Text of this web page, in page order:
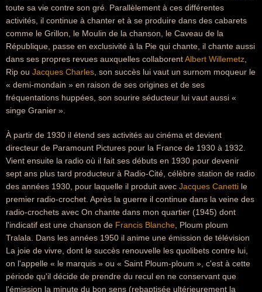
toute sa vie contre son gré. Parallèlement à ces différentes
activités, il continue à chanter et à se produire dans des cabarets
comme le Grillon, le Moulin de la chanson, le Caveau de la
République, passe en exclusivité à la Pie qui chante, il chante aussi
dans ses propres revues auxquelles collaborentAlbert Willemetz
Rip ou Jacques Charles , son succès lui vaut un surnom moqueur le
« demi-mondain » en raison de ses origines et de ses
fréquentations huppées, son sourire séducteur lui vaut aussi «
singe Granier ».
À partir de 1930 il étend ses activités au cinéma et devient
directeur de Paramount Pictures pour la France de 1930 à 1932.
Vient ensuite la radio où il fait ses débuts en 1930 pour devenir
sept ans plus tard producteur à Radio-Cité, célèbre station de radio
des années 1930, pour laquelle il produit avec Jacques Canetti le
premier radio-crochet. Après la guerre il continue dans la veine des
radio-crochets avec On chante dans mon quartier (1945) dont
l'indicatif est une chanson de Francis Blanche , Ploum ploum
Tralala. Dans les années 1950 il anime une émission de télévision
La joie de vivre, dont le succès renouvelle les quolibets contre lui,
on l'appelle « le marquis » ou « Saint Ploum-ploum », c'est à cette
période qu'il décide de prendre du recul en ne conservant que
l'émission la minute du bon sens (rebaptisée ultérieurement la